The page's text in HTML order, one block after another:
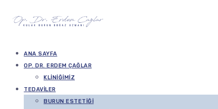
ANA SAYFA
OP. DR. ERDEM ÇAĞLAR
KLINIĞIMIZ
TEDAVILER
BURUN ESTETIĞI